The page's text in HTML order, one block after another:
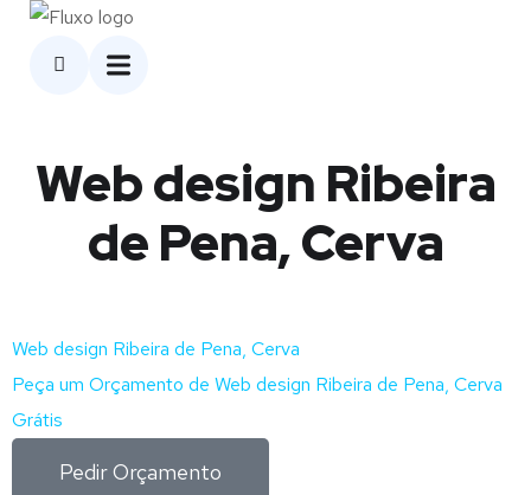
Web design Ribeira
de Pena, Cerva
Web design Ribeira de Pena, Cerva
Peça um Orçamento de Web design Ribeira de Pena, Cerva
Grátis
Pedir Orçamento